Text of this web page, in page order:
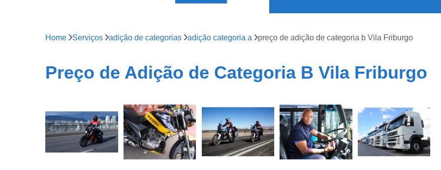
Auto Escola Especializada em Cnh
Cnh Especial Moto
Cnh Especial
Carteira Cnh Suspensa
Cnh Suspensa
Cnh Suspensa por Pontos
Cnh
Reabilitação de Cnh Suspensa
Regularização de Cnh
Home Serviços adição de categorias adição categoria a preço de adição de categoria b Vila Friburgo
Preço de Adição de Categoria B Vila Friburgo